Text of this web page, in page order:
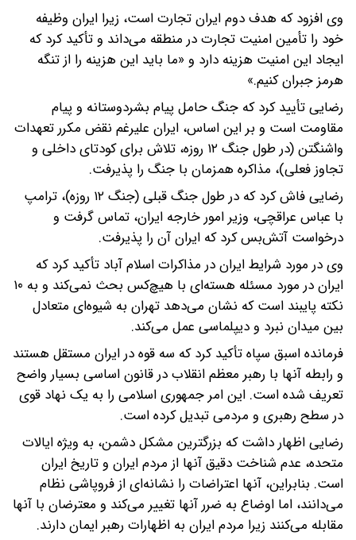
وی افزود که هدف دوم ایران تجارت است، زیرا ایران وظیفه
خود را تأمین امنیت تجارت در منطقه می‌داند و تأکید کرد که
ایجاد این امنیت هزینه دارد و «ما باید این هزینه را از تنگه
هرمز جبران کنیم.»
رضایی تأیید کرد که جنگ حامل پیام بشردوستانه و پیام
مقاومت است و بر این اساس، ایران علیرغم نقض مکرر تعهدات
واشنگتن (در طول جنگ ۱۲ روزه، تلاش برای کودتای داخلی و
تجاوز فعلی)، مذاکره همزمان با جنگ را پذیرفت.
رضایی فاش کرد که در طول جنگ قبلی (جنگ ۱۲ روزه)، ترامپ
با عباس عراقچی، وزیر امور خارجه ایران، تماس گرفت و
درخواست آتش‌بس کرد که ایران آن را پذیرفت.
وی در مورد شرایط ایران در مذاکرات اسلام آباد تأکید کرد که
ایران در مورد مسئله هسته‌ای با هیچ‌کس بحث نمی‌کند و به ۱۰
نکته پایبند است که نشان می‌دهد تهران به شیوه‌ای متعادل
بین میدان نبرد و دیپلماسی عمل می‌کند.
فرمانده اسبق سپاه تأکید کرد که سه قوه در ایران مستقل هستند
و رابطه آنها با رهبر معظم انقلاب در قانون اساسی بسیار واضح
تعریف شده است. این امر جمهوری اسلامی را به یک نهاد قوی
در سطح رهبری و مردمی تبدیل کرده است.
رضایی اظهار داشت که بزرگترین مشکل دشمن، به ویژه ایالات
متحده، عدم شناخت دقیق آنها از مردم ایران و تاریخ ایران
است. بنابراین، آنها اعتراضات را نشانه‌ای از فروپاشی نظام
می‌دانند، اما اوضاع به ضرر آنها تغییر می‌کند و معترضان با آنها
مقابله می‌کنند زیرا مردم ایران به اظهارات رهبر ایمان دارند.